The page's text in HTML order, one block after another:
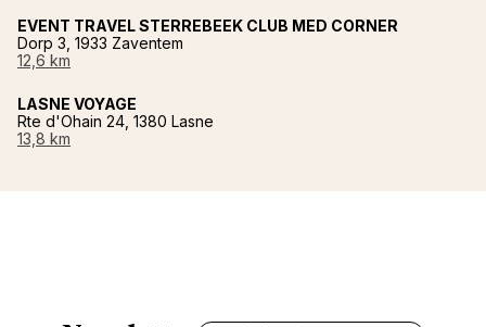
EVENT TRAVEL STERREBEEK CLUB MED CORNER
Dorp 3, 1933 Zaventem
12,6 km
LASNE VOYAGE
Rte d'Ohain 24, 1380 Lasne
13,8 km